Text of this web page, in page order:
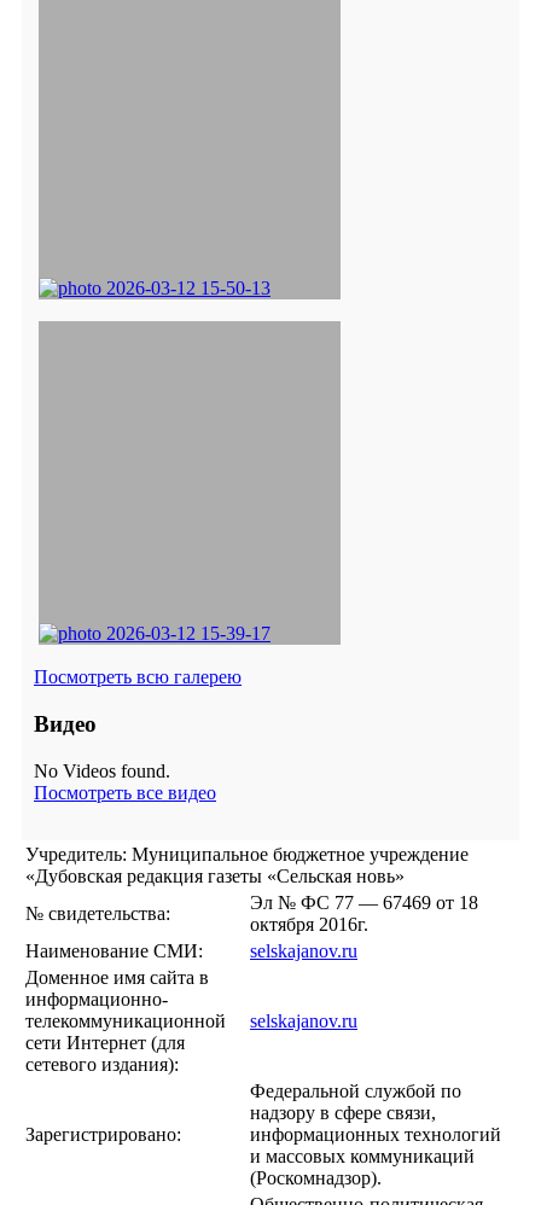
Посмотреть всю галерею
Видео
No Videos found.
Посмотреть все видео
Учредитель: Муниципальное бюджетное учреждение
«Дубовская редакция газеты «Сельская новь»
№ свидетельства:
Эл № ФС 77 — 67469 от 18
октября 2016г.
Наименование СМИ:
selskajanov.ru
Доменное имя сайта в
информационно-
телекоммуникационной
сети Интернет (для
сетевого издания):
selskajanov.ru
Зарегистрировано:
Федеральной службой по
надзору в сфере связи,
информационных технологий
и массовых коммуникаций
(Роскомнадзор).